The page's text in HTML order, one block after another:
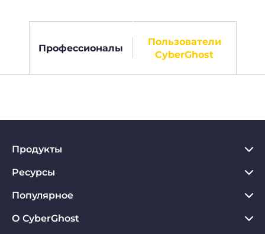
Профессионалы
Пользователи
CyberGhost
Продукты
VPN для PC
VPN для Chrome
VPN для Mac
Ресурсы
Что такое VPN
Хаб по конфиденциальности
Популярное
Отзывы о CyberGhost VPN
О CyberGhost